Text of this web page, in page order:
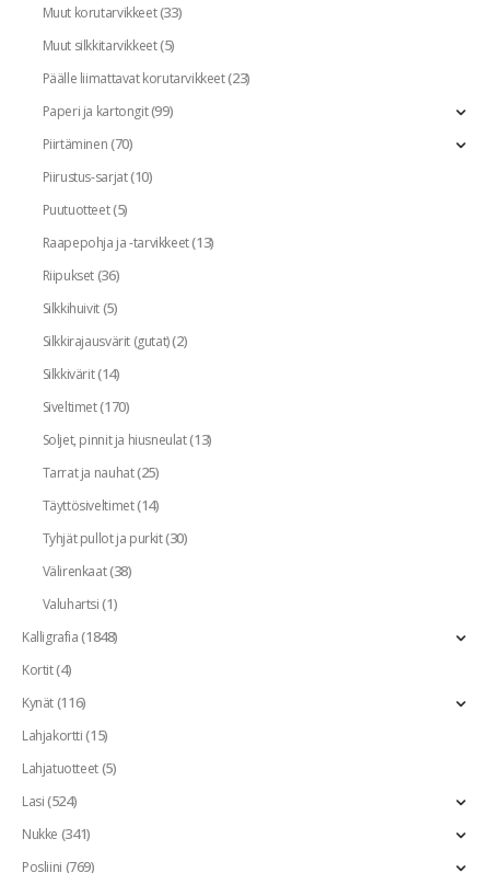
Muut korutarvikkeet(33)
Muut silkkitarvikkeet(5)
Päälle liimattavat korutarvikkeet(23)
Paperi ja kartongit(99)
Piirtäminen(70)
Piirustus-sarjat(10)
Puutuotteet(5)
Raapepohja ja -tarvikkeet(13)
Riipukset(36)
Silkkihuivit(5)
Silkkirajausvärit (gutat)(2)
Silkkivärit(14)
Siveltimet(170)
Soljet, pinnit ja hiusneulat(13)
Tarrat ja nauhat(25)
Täyttösiveltimet(14)
Tyhjät pullot ja purkit(30)
Välirenkaat(38)
Valuhartsi(1)
Kalligrafia(1848)
Kortit(4)
Kynät(116)
Lahjakortti(15)
Lahjatuotteet(5)
Lasi(524)
Nukke (341)
Posliini (769)